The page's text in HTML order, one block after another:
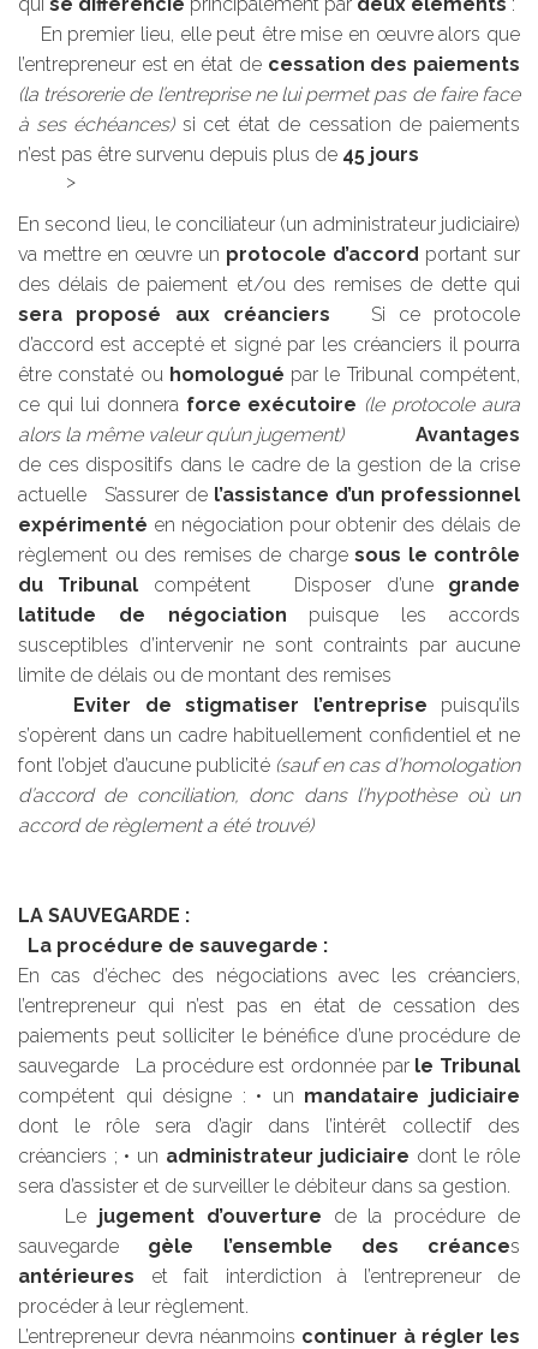
En premier lieu, elle peut être mise en œuvre alors que
l’entrepreneur est en état de cessation des paiements
(la trésorerie de l’entreprise ne lui permet pas de faire face
à ses échéances) si cet état de cessation de paiements
n’est pas être survenu depuis plus de 45 jours
En second lieu, le conciliateur (un administrateur judiciaire)
va mettre en œuvre un protocole d’accord portant sur
des délais de paiement et/ou des remises de dette qui
sera proposé aux créanciers Si ce protocole
d’accord est accepté et signé par les créanciers il pourra
être constaté ou homologué par le Tribunal compétent,
ce qui lui donnera force exécutoire (le protocole aura
alors la même valeur qu’un jugement)
Avantages
de ces dispositifs dans le cadre de la gestion de la crise
actuelle S’assurer de l’assistance d’un professionnel
expérimenté en négociation pour obtenir des délais de
règlement ou des remises de charge sous le contrôle
du Tribunal compétent Disposer d’une grande
latitude de négociation puisque les accords
susceptibles d’intervenir ne sont contraints par aucune
limite de délais ou de montant des remises
Eviter de stigmatiser l’entreprise puisqu’ils
s’opèrent dans un cadre habituellement confidentiel et ne
font l’objet d’aucune publicité (sauf en cas d’homologation
d’accord de conciliation, donc dans l’hypothèse où un
accord de règlement a été trouvé)
LA SAUVEGARDE :
La procédure de sauvegarde :
En cas d’échec des négociations avec les créanciers,
l’entrepreneur qui n’est pas en état de cessation des
paiements peut solliciter le bénéfice d’une procédure de
sauvegarde La procédure est ordonnée par le Tribunal
compétent qui désigne : • un mandataire judiciaire
dont le rôle sera d’agir dans l’intérêt collectif des
créanciers ; • un administrateur judiciaire dont le rôle
sera d’assister et de surveiller le débiteur dans sa gestion.
Le jugement d’ouverture de la procédure de
sauvegarde gèle l’ensemble des créances
antérieures et fait interdiction à l’entrepreneur de
procéder à leur règlement.
L’entrepreneur devra néanmoins continuer à régler les